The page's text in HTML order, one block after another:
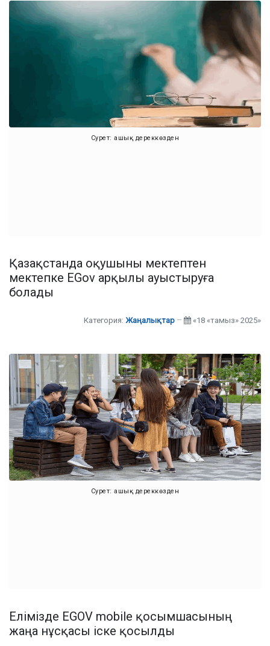
Сурет: ашық дереккөзден
Қазақстанда оқушыны мектептен
мектепке EGov арқылы ауыстыруға
болады
Категория: Жаңалықтар «18 «тамыз» 2025»
Сурет: ашық дереккөзден
Елімізде EGOV mobile қосымшасының
жаңа нұсқасы іске қосылды